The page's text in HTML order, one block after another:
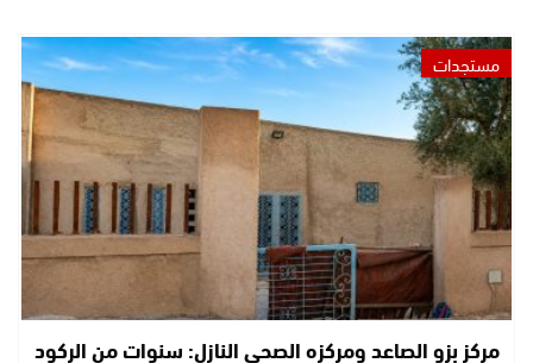
مستجدات
مركز بزو الصاعد ومركزه الصحي النازل: سنوات من الركود